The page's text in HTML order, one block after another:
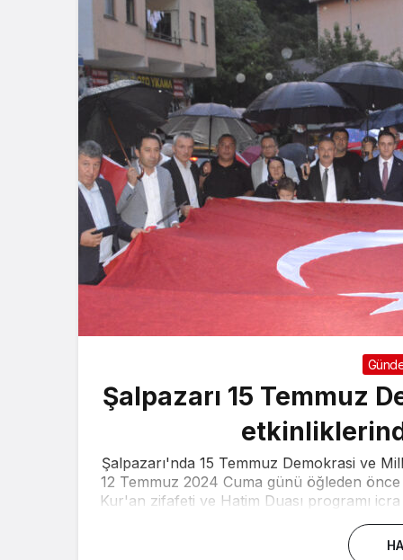
Şalpazarı 15 Temmuz
Şalpazarı'nda 15 Temmuz Demokrasi ve
12 Temmuz 2024 Cuma günü öğleden
Kur'an zifafeti ve Hatim Duası programı